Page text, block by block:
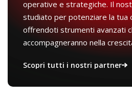
operative e strategiche. Il
studiato per potenziare la tua
offrendoti strumenti avanzati
accompagneranno nella
Scopri tutti i nostri partner